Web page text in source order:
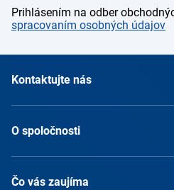
Prihlásením na odber
spracovaním osobných údajov
Kontaktujte nás
O spoločnosti
Čo vás zaujíma